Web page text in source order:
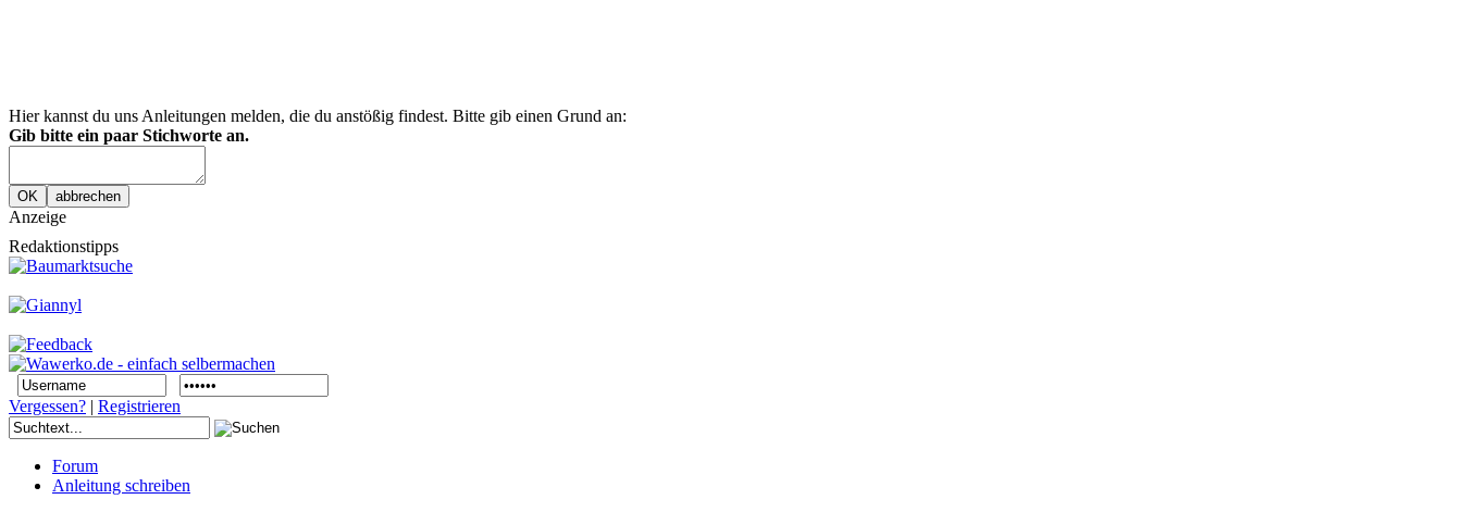
Hier kannst du uns Anleitungen melden, die du anstößig findest. Bitte gib einen Grund an:
Gib bitte ein paar Stichworte an.
Anzeige
Redaktionstipps
Vergessen? | Registrieren
Forum
Anleitung schreiben